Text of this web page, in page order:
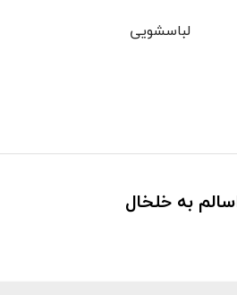
لباسشویی
به خلخال